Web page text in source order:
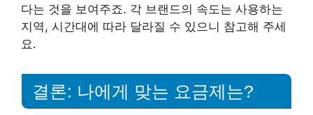
다는 것을 보여주죠. 각 브랜드의 속도는 사용하는
지역, 시간대에 따라 달라질 수 있으니 참고해 주세
요.
결론: 나에게 맞는 요금제는?